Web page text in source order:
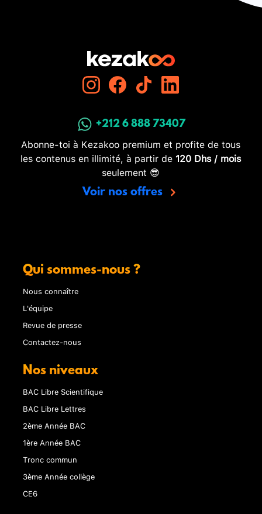
+212 6 888 73407
Abonne-toi à Kezakoo premium et profite de tous
les contenus en illimité, à partir de 120 Dhs / mois
seulement 😎
Voir nos offres
Qui sommes-nous ?
Nous connaître
L'équipe
Revue de presse
Contactez-nous
Nos niveaux
BAC Libre Scientifique
BAC Libre Lettres
2ème Année BAC
1ère Année BAC
Tronc commun
3ème Année collège
CE6